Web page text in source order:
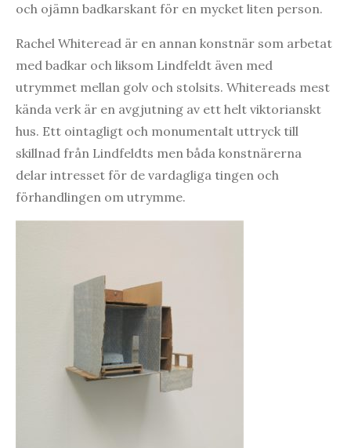
och ojämn badkarskant för en mycket liten person.
Rachel Whiteread är en annan konstnär som arbetat
med badkar och liksom Lindfeldt även med
utrymmet mellan golv och stolsits. Whitereads mest
kända verk är en avgjutning av ett helt viktorianskt
hus. Ett ointagligt och monumentalt uttryck till
skillnad från Lindfeldts men båda konstnärerna
delar intresset för de vardagliga tingen och
förhandlingen om utrymme.